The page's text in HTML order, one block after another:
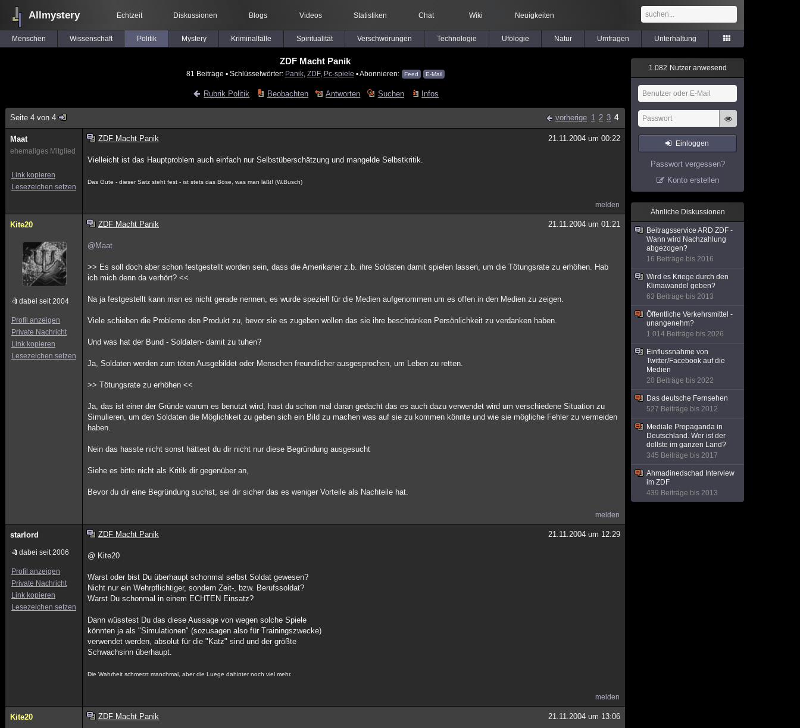
Allmystery Echtzeit Diskussionen Blogs Videos Statistiken Chat Wiki Neuigkeiten
Menschen Wissenschaft Politik Mystery Kriminalfälle Spiritualität Verschwörungen Technologie Ufologie Natur Umfragen Unterhaltung
ZDF Macht Panik
81 Beiträge ▪ Schlüsselwörter: Panik, ZDF, Pc-spiele ▪ Abonnieren: Feed E-Mail
Rubrik Politik Beobachten Antworten Suchen Infos
Seite 4 von 4 vorherige 1 2 3 4
Maat
ehemaliges Mitglied
Link kopieren
Lesezeichen setzen
ZDF Macht Panik 21.11.2004 um 00:22
Vielleicht ist das Hauptproblem auch einfach nur Selbstüberschätzung und mangelde Selbstkritik.
Das Gute - dieser Satz steht fest - ist stets das Böse, was man läßt! (W.Busch)
melden
Kite20
dabei seit 2004
Profil anzeigen
Private Nachricht
Link kopieren
Lesezeichen setzen
ZDF Macht Panik 21.11.2004 um 01:21
@Maat
>> Es soll doch aber schon festgestellt worden sein, dass die Amerikaner z.b. ihre Soldaten damit spielen lassen, um die Tötungsrate zu erhöhen. Hab
ich mich denn da verhört? <<
Na ja festgestellt kann man es nicht gerade nennen, es wurde speziell für die Medien aufgenommen um es offen in den Medien zu zeigen.
Viele schieben die Probleme den Produkt zu, bevor sie es zugeben wollen das sie ihre beschränken Persönlichkeit zu verdanken haben.
Und was hat der Bund - Soldaten- damit zu tuhen?
Ja, Soldaten werden zum töten Ausgebildet oder Menschen freundlicher ausgesprochen, um Leben zu retten.
>> Tötungsrate zu erhöhen <<
Ja, das ist einer der Gründe warum es benutzt wird, hast du schon mal daran gedacht das es auch dazu verwendet wird um verschiedene Situation zu
Simulieren, um den Soldaten die Möglichkeit zu geben sich ein Bild zu machen was auf sie zu kommen könnte und wie sie mögliche Fehler zu vermeiden
haben.
Nein das hasste nicht sonst hättest du dir nicht nur diese Begründung ausgesucht
Siehe es bitte nicht als Kritik dir gegenüber an,
Bevor du dir eine Begründung suchst, sei dir sicher das es weniger Vorteile als Nachteile hat.
melden
starlord
dabei seit 2006
Profil anzeigen
Private Nachricht
Link kopieren
Lesezeichen setzen
ZDF Macht Panik 21.11.2004 um 12:29
@ Kite20
Warst oder bist Du überhaupt schonmal selbst Soldat gewesen?
Nicht nur ein Wehrpflichtiger, sondern Zeit-, bzw. Berufssoldat?
Warst Du schonmal in einem ECHTEN Einsatz?
Dann wüsstest Du das diese Aussage von wegen solche Spiele
könnten ja als "Simulationen" (sozusagen also für Trainingszwecke)
verwendet werden, absolut für die "Katz" sind und der größte
Schwachsinn überhaupt.
Die Wahrheit schmerzt manchmal, aber die Luege dahinter noch viel mehr.
melden
Kite20 ZDF Macht Panik 21.11.2004 um 13:06
1.082 Nutzer anwesend
Einloggen
Passwort vergessen?
Konto erstellen
Ähnliche Diskussionen
Beitragsservice ARD ZDF -
Wann wird Nachzahlung
abgezogen?
16 Beiträge bis 2016
Wird es Kriege durch den
Klimawandel geben?
63 Beiträge bis 2013
Öffentliche Verkehrsmittel -
unangenehm?
1.014 Beiträge bis 2026
Einflussnahme von
Twitter/Facebook auf die
Medien
20 Beiträge bis 2022
Das deutsche Fernsehen
527 Beiträge bis 2012
Mediale Propaganda in
Deutschland. Wer ist der
dollste im ganzen Land?
345 Beiträge bis 2017
Ahmadinedschad Interview
im ZDF
439 Beiträge bis 2013